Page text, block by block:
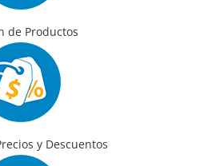
de Productos
y Descuentos